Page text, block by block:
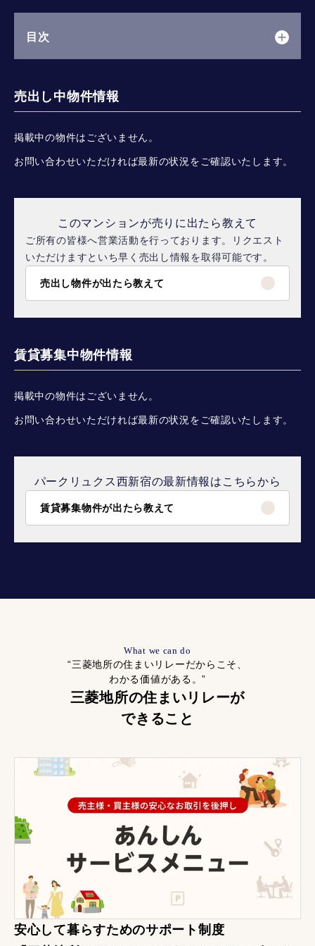
目次
売出し中物件情報
掲載中の物件はございません。
お問い合わせいただければ最新の状況をご確認いたします。
このマンションが売りに出たら教えて
ご所有の皆様へ営業活動を行っております。リクエスト
いただけますといち早く売出し情報を取得可能です。
売出し物件が出たら教えて
賃貸募集中物件情報
掲載中の物件はございません。
お問い合わせいただければ最新の状況をご確認いたします。
パークリュクス西新宿の最新情報はこちらから
賃貸募集物件が出たら教えて
What we can do
“三菱地所の住まいリレーだからこそ、
わかる価値がある。”
三菱地所の住まいリレーが
できること
安心して暮らすためのサポート制度